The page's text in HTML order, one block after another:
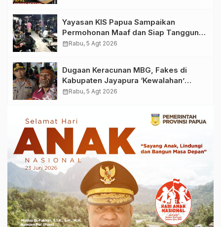
Yayasan KIS Papua Sampaikan
Permohonan Maaf dan Siap Tanggung
Biaya Korban Dugaan Keracunan MBG
calendar_monthRabu, 5 Agt 2026
Dugaan Keracunan MBG, Fakes di
Kabupaten Jayapura ‘Kewalahan’
Layani Ratusan Korban
calendar_monthRabu, 5 Agt 2026